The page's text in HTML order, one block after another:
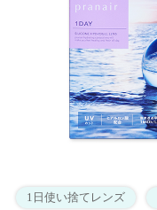
1日使い捨てレンズ